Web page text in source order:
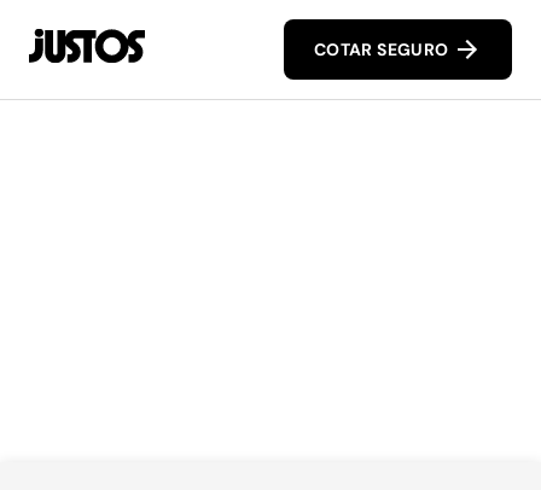
COTAR SEGURO